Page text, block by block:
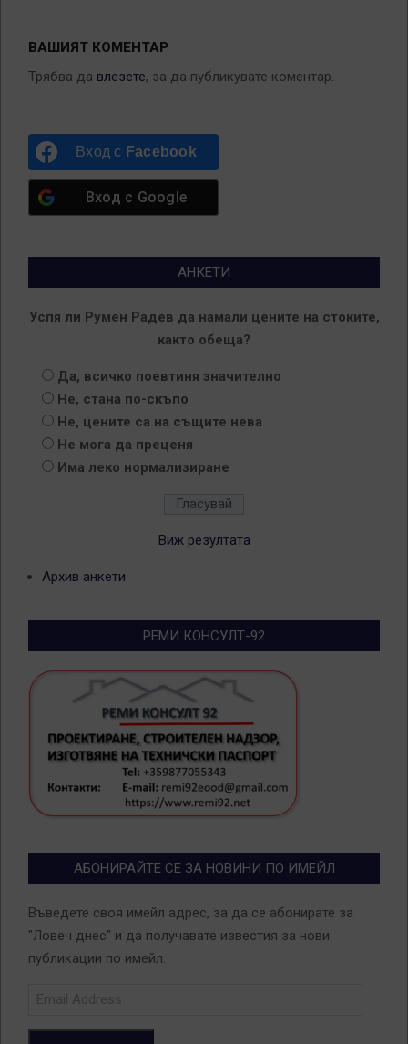
ВАШИЯТ КОМЕНТАР
Трябва да влезете, за да публикувате коментар.
Вход с Facebook
Вход с Google
АНКЕТИ
Успя ли Румен Радев да намали цените на стоките,
както обеща?
Да, всичко поевтиня значително
Не, стана по-скъпо
Не, цените са на същите нева
Не мога да преценя
Има леко нормализиране
Виж резултата
Архив анкети
РЕМИ КОНСУЛТ-92
АБОНИРАЙТЕ СЕ ЗА НОВИНИ ПО ИМЕЙЛ
Въведете своя имейл адрес, за да се абонирате за
"Ловеч днес" и да получавате известия за нови
публикации по имейл.